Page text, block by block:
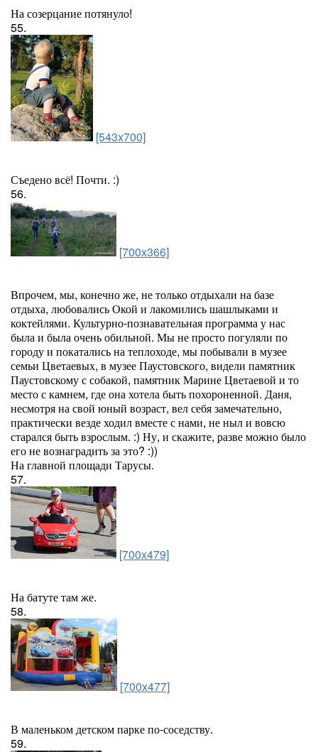
На созерцание потянуло!
55.
[543x700]
Съедено всё! Почти. :)
56.
[700x366]
Впрочем, мы, конечно же, не только отдыхали на базе
отдыха, любовались Окой и лакомились шашлыками и
коктейлями. Культурно-познавательная программа у нас
была и была очень обильной. Мы не просто погуляли по
городу и покатались на теплоходе, мы побывали в музее
семьи Цветаевых, в музее Паустовского, видели памятник
Паустовскому с собакой, памятник Марине Цветаевой и то
место с камнем, где она хотела быть похороненной. Даня,
несмотря на свой юный возраст, вел себя замечательно,
практически везде ходил вместе с нами, не ныл и вовсю
старался быть взрослым. :) Ну, и скажите, разве можно было
его не вознаградить за это? :))
На главной площади Тарусы.
57.
[700x479]
На батуте там же.
58.
[700x477]
В маленьком детском парке по-соседству.
59.